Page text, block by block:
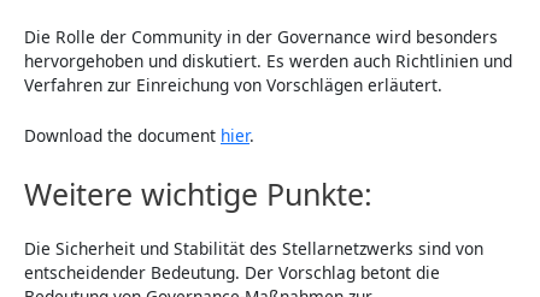
Die Rolle der Community in der Governance wird besonders
hervorgehoben und diskutiert. Es werden auch Richtlinien und
Verfahren zur Einreichung von Vorschlägen erläutert.
Download the document hier.
Weitere wichtige Punkte:
Die Sicherheit und Stabilität des Stellarnetzwerks sind von
entscheidender Bedeutung. Der Vorschlag betont die